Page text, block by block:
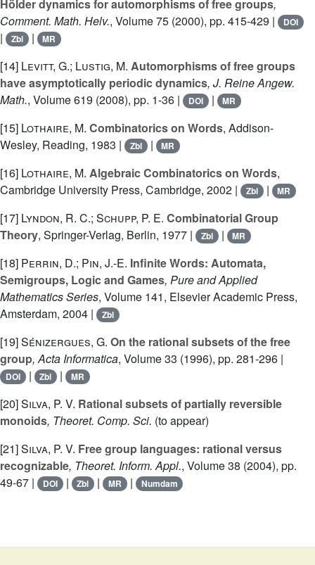
Hölder dynamics for automorphisms of free groups,
Comment. Math. Helv., Volume 75 (2000), pp. 415-429 | DOI
| Zbl | MR
[14] Levitt, G.; Lustig, M. Automorphisms of free groups
have asymptotically periodic dynamics, J. Reine Angew.
Math., Volume 619 (2008), pp. 1-36 | DOI | MR
[15] Lothaire, M. Combinatorics on Words, Addison-
Wesley, Reading, 1983 |
Zbl | MR
[16] Lothaire, M. Algebraic Combinatorics on Words,
Cambridge University Press, Cambridge, 2002 |
Zbl | MR
[17] Lyndon, R. C.; Schupp, P. E. Combinatorial Group
Theory, Springer-Verlag, Berlin, 1977 | Zbl | MR
[18] Perrin, D.; Pin, J.-E. Infinite Words: Automata,
Semigroups, Logic and Games, Pure and Applied
Mathematics Series, Volume 141, Elsevier Academic Press,
Amsterdam, 2004 |
Zbl
[19]Sénizergues, G. On the rational subsets of the free
group, Acta Informatica, Volume 33 (1996), pp. 281-296 |
DOI | Zbl | MR
[20]Silva, P. V. Rational subsets of partially reversible
monoids, Theoret. Comp. Sci. (to appear)
[21]Silva, P. V. Free group languages: rational versus
recognizable, Theoret. Inform. Appl., Volume 38 (2004), pp.
49-67 |
DOI | Zbl | MR | Numdam